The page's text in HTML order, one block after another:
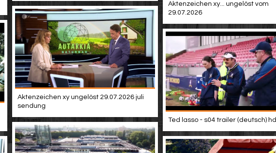
Aktenzeichen xy... ungelöst vom
29.07.2026
Aktenzeichen xy ungelöst 29.07.2026 juli
sendung
Ted lasso - s04 trailer (deutsch) hd